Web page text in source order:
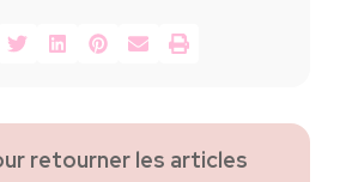
retourner les articles